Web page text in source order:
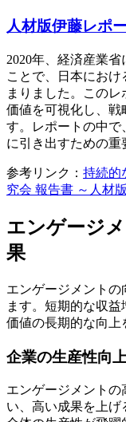
人材版伊藤レポー
2020年、経済産業
ことで、日本にお
まりました。この
価値を可視化し、戦
す。レポートの中で
に引き出すための重
参考リンク： 持続的
究会 報告書 ～人材
エンゲージ
果
エンゲージメントの
ます。短期的な収
価値の長期的な向上
企業の生産性向
エンゲージメント
い、高い成果を上げ